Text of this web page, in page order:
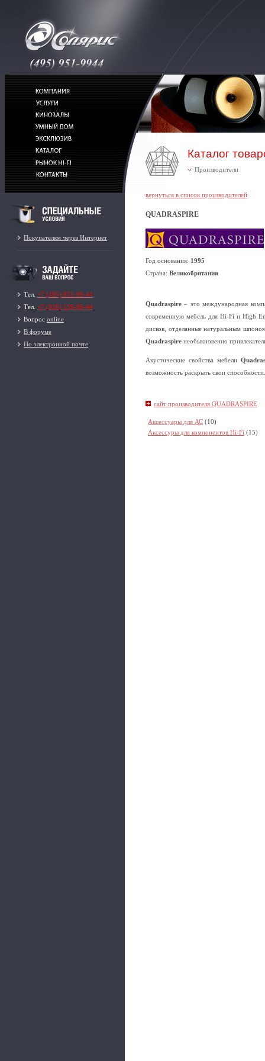
Покупателям через Интернет
Тел. +7 (495) 951-99-44
Тел. +7 (926) 159-99-44
Вопрос online
В форуме
По электронной почте
Каталог
Производители
вернуться в список производителей
QUADRASPIRE
Год основания: 1995
Страна: Великобритания
Quadraspire – это международная
современную мебель для Hi-Fi и High
дисков, отделанные натуральным
Quadraspire необыкновенно
Акустические свойства мебели
возможность раскрыть свои способности.
сайт производителя QUADRASPIRE
Аксессуары для АС (10)
Аксессуры для компонентов Hi-Fi (15)